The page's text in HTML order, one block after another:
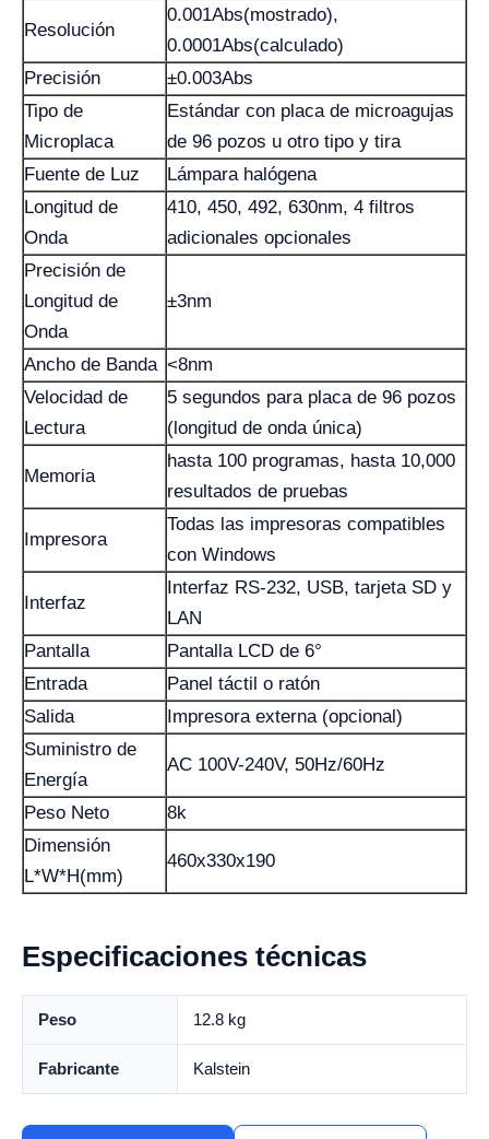
Resolución
0.001Abs(mostrado),
0.0001Abs(calculado)
Precisión
±0.003Abs
Tipo de
Microplaca
Estándar con placa de microagujas
de 96 pozos u otro tipo y tira
Fuente de Luz
Lámpara halógena
Longitud de
Onda
410, 450, 492, 630nm, 4 filtros
adicionales opcionales
Precisión de
Longitud de
Onda
±3nm
Ancho de Banda <8nm
Velocidad de
Lectura
5 segundos para placa de 96 pozos
(longitud de onda única)
Memoria
hasta 100 programas, hasta 10,000
resultados de pruebas
Impresora
Todas las impresoras compatibles
con Windows
Interfaz
Interfaz RS-232, USB, tarjeta SD y
LAN
Pantalla
Pantalla LCD de 6°
Entrada
Panel táctil o ratón
Salida
Impresora externa (opcional)
Suministro de
Energía
AC 100V-240V, 50Hz/60Hz
Peso Neto
8k
Dimensión
L*W*H(mm)
460x330x190
Especificaciones técnicas
Peso 12.8 kg
Fabricante Kalstein